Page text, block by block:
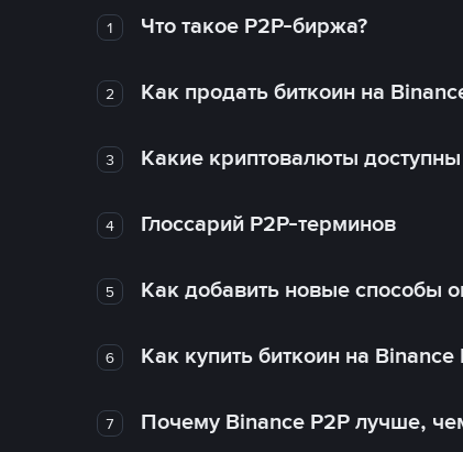
1 Что такое P2P-биржа?
2 Как продать биткоин на
3 Какие криптовалюты
4 Глоссарий P2P-терминов
5 Как добавить новые способы
6 Как купить биткоин на Binance
7 Почему Binance P2P лучше,